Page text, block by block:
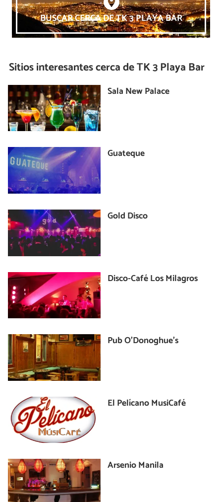
BUSCAR CERCA DE TK 3 PLAYA BAR
Sitios interesantes cerca deTK 3 Playa Bar
Sala New Palace
Guateque
Gold Disco
Disco-Café Los Milagros
Pub O'Donoghue's
El Pelícano MusiCafé
Arsenio Manila